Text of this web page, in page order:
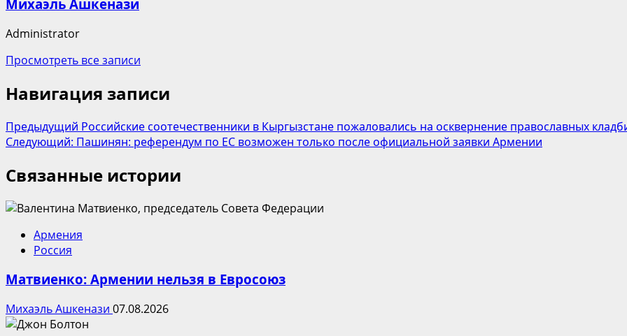
Михаэль Ашкенази
Administrator
Просмотреть все записи
Навигация записи
Предыдущий Российские соотечественники в Кыргызстане пожаловались на осквернение православных
Следующий: Пашинян: референдум по ЕС возможен только после официальной заявки Армении
Связанные истории
Армения
Россия
Матвиенко: Армении нельзя в Евросоюз
Михаэль Ашкенази 07.08.2026